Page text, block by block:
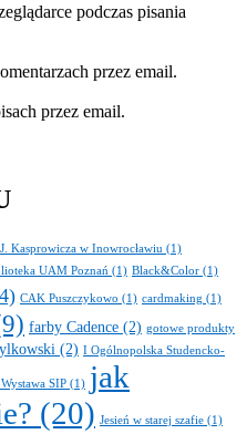
podczas pisania
przez email.
przez email.
Kasprowicza w Inowrocławiu (1)
UAM Poznań (1) Black&Color (1)
CAK Puszczykowo (1) cardmaking (1)
farby Cadence (2) gotowe produkty
(2) I Ogólnopolska Studencko-
SIP (1) jak
(20) Jesień w starej szafie (1)